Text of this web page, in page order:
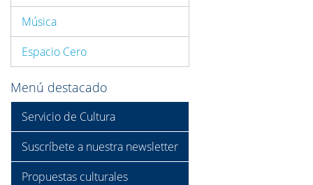
Música
Espacio Cero
Menú destacado
Servicio de Cultura
Suscríbete a nuestra newsletter
Propuestas culturales